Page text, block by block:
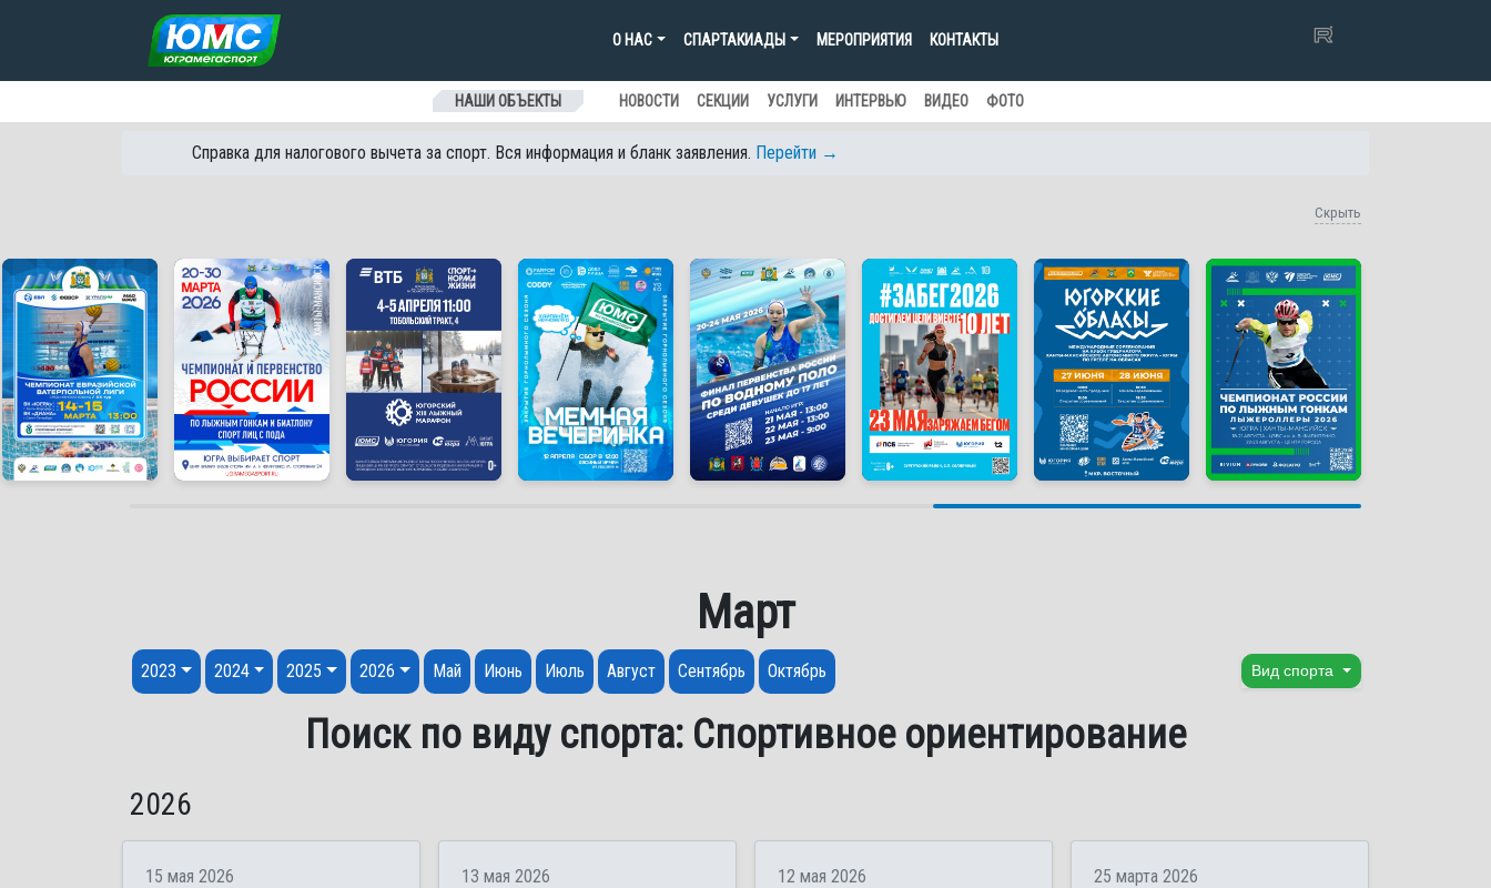
Перейти к содержанию
О НАС СПАРТАКИАДЫ МЕРОПРИЯТИЯ КОНТАКТЫ
НАШИ ОБЪЕКТЫ НОВОСТИ СЕКЦИИ УСЛУГИ ИНТЕРВЬЮ ВИДЕО ФОТО
Справка для налогового вычета за спорт. Вся информация и бланк заявления. Перейти →
Скрыть
Март
Перейти к содержанию
2023 2024 2025 2026 Май Июнь Июль Август Сентябрь Октябрь Вид спорта
Поиск по виду спорта: Спортивное ориентирование
2026
15 мая 2026
13 мая 2026
12 мая 2026
25 марта 2026